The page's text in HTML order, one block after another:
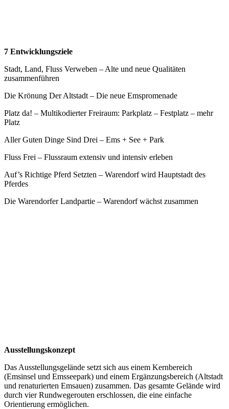
7 Entwicklungsziele
Stadt, Land, Fluss Verweben – Alte und neue Qualitäten
zusammenführen
Die Krönung Der Altstadt – Die neue Emspromenade
Platz da! – Multikodierter Freiraum: Parkplatz – Festplatz – mehr
Platz
Aller Guten Dinge Sind Drei – Ems + See + Park
Fluss Frei – Flussraum extensiv und intensiv erleben
Auf’s Richtige Pferd Setzten – Warendorf wird Hauptstadt des
Pferdes
Die Warendorfer Landpartie – Warendorf wächst zusammen
Ausstellungskonzept
Das Ausstellungsgelände setzt sich aus einem Kernbereich
(Emsinsel und Emsseepark) und einem Ergänzungsbereich (Altstadt
und renaturierten Emsauen) zusammen. Das gesamte Gelände wird
durch vier Rundwegerouten erschlossen, die eine einfache
Orientierung ermöglichen.